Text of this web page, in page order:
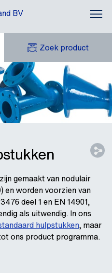
BV
Zoek product
MIJN OFFERTES
MIJN AVK
AVK HOLDING (GROUP)
AVK NEDERLAND
gemaakt van nodulair
en worden voorzien van
deel 1 en EN 14901,
als uitwendig. In ons
hulpstukken, maar
ons product programma.